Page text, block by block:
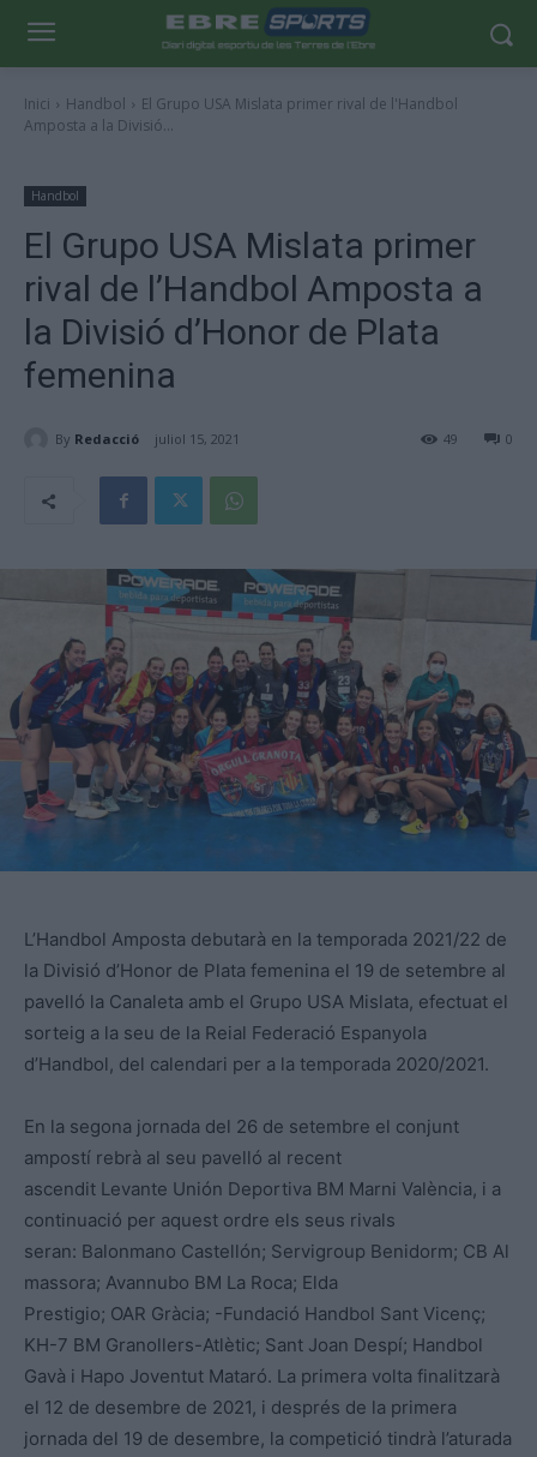
Inici Handbol
El Grupo USA Mislata primer rival de l'Handbol
Amposta a la Divisió...
Handbol
El Grupo USA Mislata primer
rival de l’Handbol Amposta a
la Divisió d’Honor de Plata
femenina
By Redacció juliol 15, 2021 0
49
L’Handbol Amposta debutarà en la temporada 2021/22 de
la Divisió d’Honor de Plata femenina el 19 de setembre al
pavelló la Canaleta amb el Grupo USA Mislata, efectuat el
sorteig a la seu de la Reial Federació Espanyola
d’Handbol, del calendari per a la temporada 2020/2021.
En la segona jornada del 26 de setembre el conjunt
ampostí rebrà al seu pavelló al recent
ascendit Levante Unión Deportiva BM Marni València, i a
continuació per aquest ordre els seus rivals
seran: Balonmano Castellón; Servigroup Benidorm; CB Al
massora; Avannubo BM La Roca; Elda
Prestigio; OAR Gràcia; -Fundació Handbol Sant Vicenç;
KH-7 BM Granollers-Atlètic; Sant Joan Despí; Handbol
Gavà i Hapo Joventut Mataró. La primera volta finalitzarà
el 12 de desembre de 2021, i després de la primera
jornada del 19 de desembre, la competició tindrà l’aturada